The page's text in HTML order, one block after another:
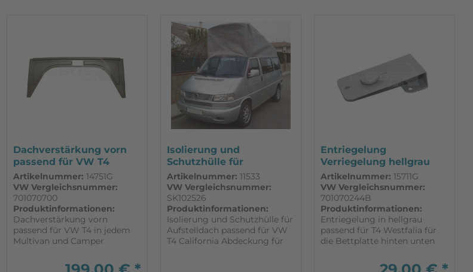
Dachverstärkung vorn
passend für VW T4
Artikelnummer: 14751G
VW Vergleichsnummer:
701070700
Produktinformationen:
Dachverstärkung vorn
passend für VW T4 in jedem
Multivan und Camper
Isolierung und
Schutzhülle für
Aufstelldach...
Artikelnummer: 11533
VW Vergleichsnummer:
SK102526
Produktinformationen:
Isolierung und Schutzhülle für
Aufstelldach passend für VW
T4 California Abdeckung für
Entriegelung
Verriegelung hellgrau
passend für...
Artikelnummer: 15711G
VW Vergleichsnummer:
701070244B
Produktinformationen:
Entriegelung in hellgrau
passend für T4 Westfalia für
die Bettplatte hinten unten
Klappe für das Bett im